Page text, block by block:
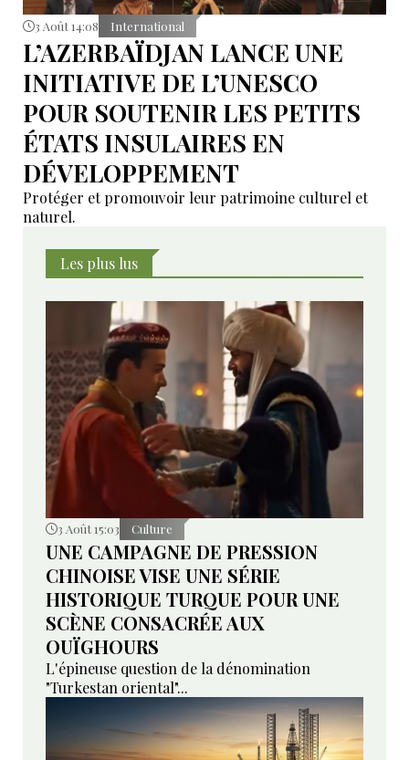
3 Août 14:08 International
L’AZERBAÏDJAN LANCE UNE
INITIATIVE DE L’UNESCO
POUR SOUTENIR LES PETITS
ÉTATS INSULAIRES EN
DÉVELOPPEMENT
Protéger et promouvoir leur patrimoine culturel et
naturel.
Les plus lus
3 Août 15:03 Culture
UNE CAMPAGNE DE PRESSION
CHINOISE VISE UNE SÉRIE
HISTORIQUE TURQUE POUR UNE
SCÈNE CONSACRÉE AUX
OUÏGHOURS
L'épineuse question de la dénomination
"Turkestan oriental"...